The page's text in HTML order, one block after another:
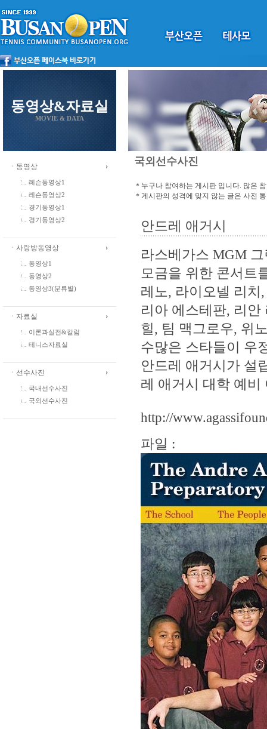
동영상&자료실
MOVIE & DATA
ㆍ동영상
레슨동영상1
레슨동영상2
경기동영상1
경기동영상2
ㆍ사랑방동영상
동영상1
동영상2
동영상3(분류별)
ㆍ자료실
이론과실전&칼럼
테니스자료실
ㆍ선수사진
국내선수사진
국외선수사진
국외선수사진
＊누구나 참여하는 게시판 입니다. 많은
＊게시판의 성격에 맞지 않는 글은 사전
안드레 애거시
라스베가스 MGM
모금을 위한 콘서트
레노, 라이오넬 리
리아 에스테판, 리
힐, 팀 맥그로우, 위
수많은 스타들이 우
안드레 애거시가 설
레 애거시 대학 예비
http://
파일 :